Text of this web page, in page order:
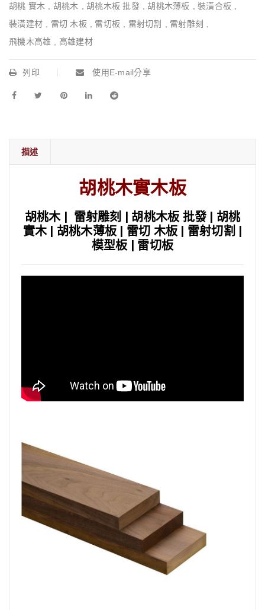
胡桃 實木
胡桃木 胡桃木板 批發 ,胡桃木薄板 裝潢合板
裝潢建材
雷切 木板 雷切板 雷射切割 雷射雕刻
飛機木高雄
高雄建材
列印 使用E-mail分享
描述
胡桃木實木板
胡桃木 | 雷射雕刻 | 胡桃木板 批發 | 胡桃
實木 | 胡桃木薄板 | 雷切 木板 | 雷射切割 |
模型板 | 雷切板